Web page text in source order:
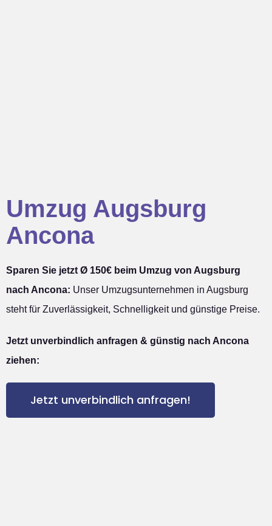
Umzug Augsburg
Ancona
Sparen Sie jetzt Ø 150€ beim Umzug von Augsburg
nach Ancona: Unser Umzugsunternehmen in Augsburg
steht für Zuverlässigkeit, Schnelligkeit und günstige Preise.
Jetzt unverbindlich anfragen & günstig nach Ancona
ziehen:
Jetzt unverbindlich anfragen!